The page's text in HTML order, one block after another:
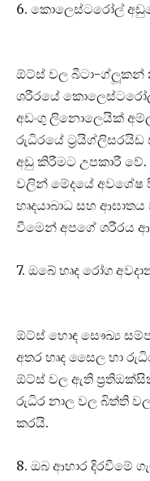
6. කොලෙස්ටරෝල්
ඕට්ස් වල බීටා-ග්ලූකන්
ශරීරයේ
අඩංගු ලිනොලෙයික්
රුධිරයේ
අඩු කිරීමට උපකාරී
වලින් මේදයේ අවශේෂ
හෘදයාබාධ සහ
වීමෙන් අපගේ ශරීරය
7. ඔබේ හෘද රෝග
ඕට්ස් හොඳ සෞඛ්‍ය
අතර හෘද සෛල හා
ඕට්ස් වල ඇති
රුධිර නාල වල බිත්ති
කරයි.
8. ඔබ ආහාර දිරවීමේ